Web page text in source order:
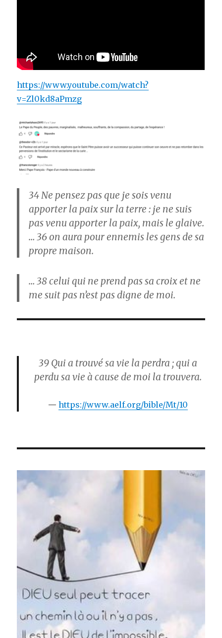
https://www.youtube.com/watch?
v=Zl0kd8aPmzg
34 Ne pensez pas que je sois venu
apporter la paix sur la terre : je ne suis
pas venu apporter la paix, mais le glaive.
… 36on aura pour ennemis les gens de sa
propre maison.
… 38celui qui ne prend pas sa croix et ne
me suit pas n’est pas digne de moi.
39 Qui a trouvé sa vie la perdra ; qui a
perdu sa vie à cause de moi la trouvera.
https://www.aelf.org/bible/Mt/10